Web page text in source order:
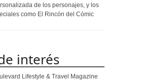
de los personajes, y los
como El Rincón del Cómic
interés
Lifestyle & Travel Magazine